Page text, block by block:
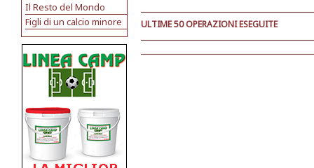
Il Resto del Mondo
Figli di un calcio minore
ULTIME 50 OPERAZIONI ESEGUITE